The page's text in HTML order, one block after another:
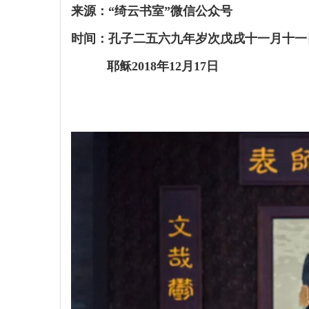
来源：“绮云书室”微信公众号
时间：孔子二五六九年岁次戊戌十一月十
耶稣2018年12月17日